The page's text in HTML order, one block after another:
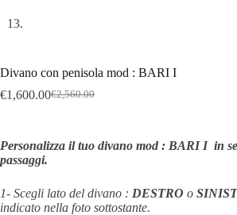
Divano con penisola mod : BARI I
€2,560.00
Il
era:
€1,600.00Il
è:
Personalizza il tuo divano mod : BARI I in
passaggi.
1- Scegli lato del divano : DESTRO o
indicato nella foto sottostante.